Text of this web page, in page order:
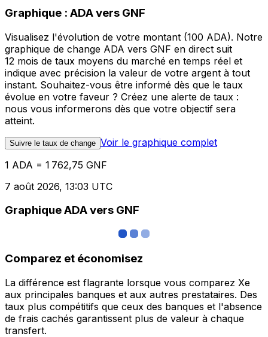
Graphique : ADA vers GNF
Visualisez l'évolution de votre montant (100 ADA). Notre
graphique de change ADA vers GNF en direct suit
12 mois de taux moyens du marché en temps réel et
indique avec précision la valeur de votre argent à tout
instant. Souhaitez-vous être informé dès que le taux
évolue en votre faveur ? Créez une alerte de taux :
nous vous informerons dès que votre objectif sera
atteint.
Suivre le taux de change Voir le graphique complet
1 ADA = 1 762,75 GNF
7 août 2026, 13:03 UTC
Graphique ADA vers GNF
Comparez et économisez
La différence est flagrante lorsque vous comparez Xe
aux principales banques et aux autres prestataires. Des
taux plus compétitifs que ceux des banques et l'absence
de frais cachés garantissent plus de valeur à chaque
transfert.